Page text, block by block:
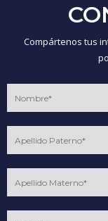
Compártenos tus